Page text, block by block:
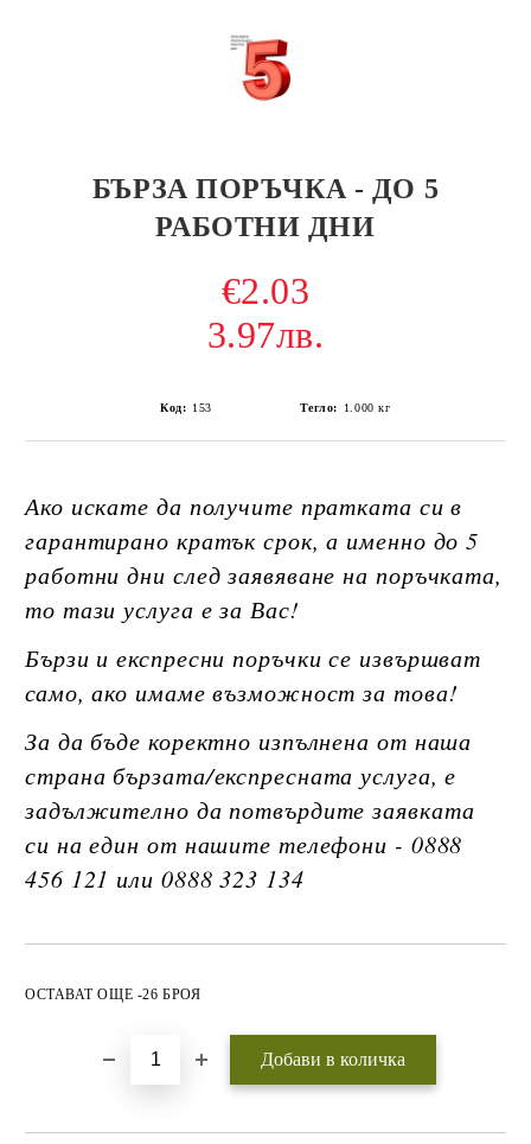
БЪРЗА ПОРЪЧКА - ДО 5
РАБОТНИ ДНИ
€2.03
3.97лв.
Код: 153 Тегло: 1.000 кг
Ако искате да получите пратката си в
гарантирано кратък срок, а именно до 5
работни дни след заявяване на поръчката,
то тази услуга е за Вас!
Бързи и експресни поръчки се извършват
само, ако имаме възможност за това!
За да бъде коректно изпълнена от наша
страна бързата/експресната услуга, е
задължително да потвърдите заявката
си на един от нашите телефони - 0888
456 121 или 0888 323 134
ОСТАВАТ ОЩЕ -26 БРОЯ